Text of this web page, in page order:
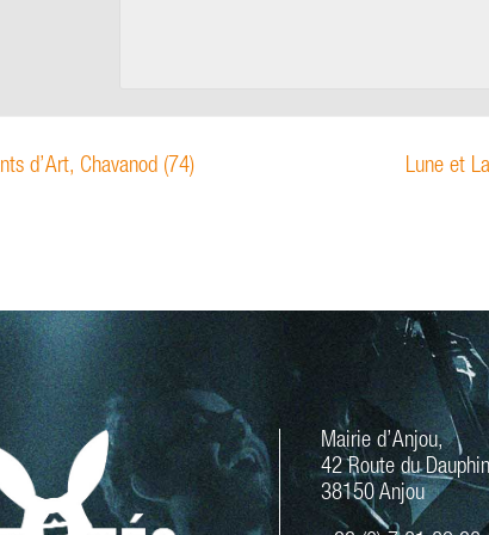
d’Art, Chavanod (74) Lune et
Mairie d’Anjou,
42 Route du
38150 Anjou